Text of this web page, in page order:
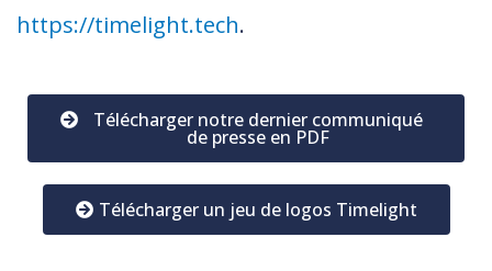
https://timelight.tech.
Télécharger notre dernier communiqué
de presse en PDF
Télécharger un jeu de logos Timelight